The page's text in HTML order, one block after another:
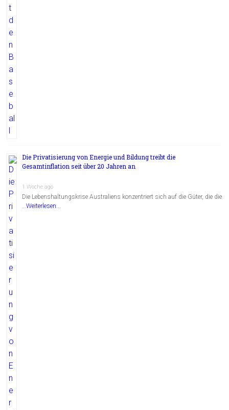
Die Privatisierung von Energie und Bildung treibt die
Gesamtinflation seit über 20 Jahren an
1 Woche ago
Die Lebenshaltungskrise Australiens konzentriert sich auf die Güter, die die
…Weiterlesen...